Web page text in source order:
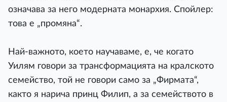
означава за него модерната монархия. Спойлер:
това е „промяна“.
Най-важното, което научаваме, е, че когато
Уилям говори за трансформацията на кралското
семейство, той не говори само за „Фирмата“,
както я нарича принц Филип, а за семейството в